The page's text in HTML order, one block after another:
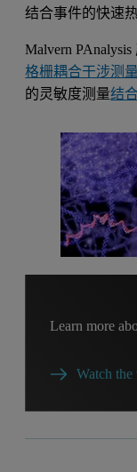
结合事件的快速
Malvern
格栅耦合干涉测
的灵敏度测量结
Learn more
Watch the